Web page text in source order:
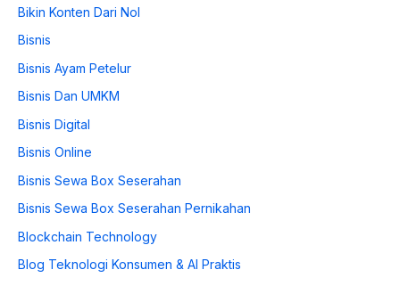
Bikin Konten Dari Nol
Bisnis
Bisnis Ayam Petelur
Bisnis Dan UMKM
Bisnis Digital
Bisnis Online
Bisnis Sewa Box Seserahan
Bisnis Sewa Box Seserahan Pernikahan
Blockchain Technology
Blog Teknologi Konsumen & AI Praktis